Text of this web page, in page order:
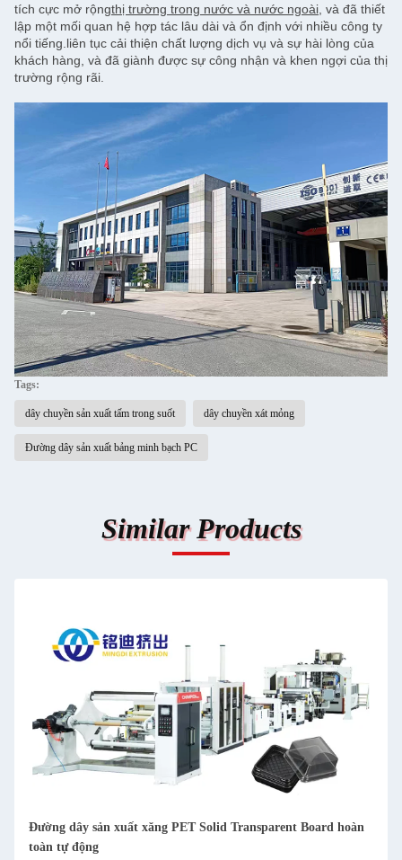
tích cực mở rộngthị trường trong nước và nước ngoài , và đã thiết
lập một mối quan hệ hợp tác lâu dài và ổn định với nhiều công ty
nổi tiếng.liên tục cải thiện chất lượng dịch vụ và sự hài lòng của
khách hàng, và đã giành được sự công nhận và khen ngợi của thị
trường rộng rãi.
Tags:
dây chuyền sản xuất tấm trong suốt dây chuyền xát mỏng
Đường dây sản xuất bảng minh bạch PC
Similar Products
Transparent Board hoàn
Đường dây sản xuất tấm PET cứng